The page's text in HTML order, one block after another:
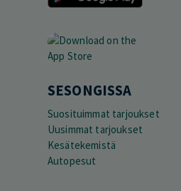
SESONGISSA
Suosituimmat tarjoukset
Uusimmat tarjoukset
Kesätekemistä
Autopesut